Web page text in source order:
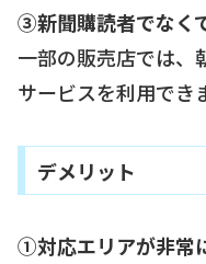
③新聞購読者でなく
一部の販売店では、
サービスを利用でき
デメリット
①対応エリアが非常